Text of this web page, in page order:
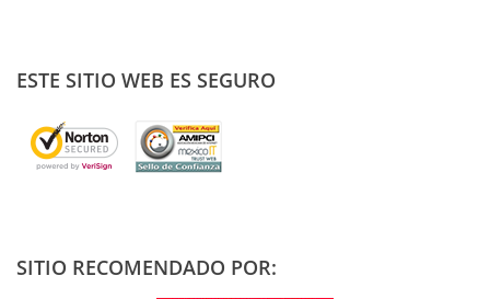
ESTE SITIO WEB ES SEGURO
SITIO RECOMENDADO POR: